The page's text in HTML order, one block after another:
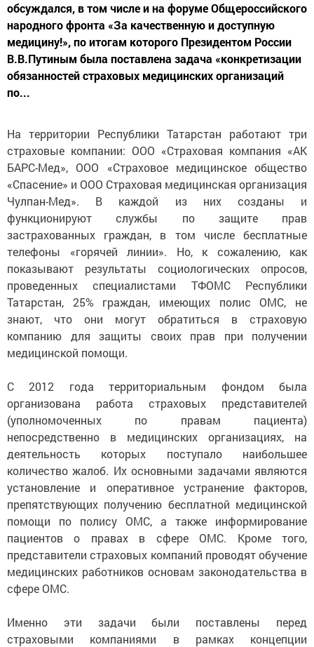
обсуждался, в том числе и на форуме Общероссийского
народного фронта «За качественную и доступную
медицину!», по итогам которого Президентом России
В.В.Путиным была поставлена задача «конкретизации
обязанностей страховых медицинских организаций
по...
На территории Республики Татарстан работают три
страховые компании: ООО «Страховая компания «АК
БАРС-Мед», ООО «Страховое медицинское общество
«Спасение» и ООО Страховая медицинская организация
Чулпан-Мед». В каждой из них созданы и
функционируют службы по защите прав
застрахованных граждан, в том числе бесплатные
телефоны «горячей линии». Но, к сожалению, как
показывают результаты социологических опросов,
проведенных специалистами ТФОМС Республики
Татарстан, 25% граждан, имеющих полис ОМС, не
знают, что они могут обратиться в страховую
компанию для защиты своих прав при получении
медицинской помощи.
С 2012 года территориальным фондом была
организована работа страховых представителей
(уполномоченных по правам пациента)
непосредственно в медицинских организациях, на
деятельность которых поступало наибольшее
количество жалоб. Их основными задачами являются
установление и оперативное устранение факторов,
препятствующих получению бесплатной медицинской
помощи по полису ОМС, а также информирование
пациентов о правах в сфере ОМС. Кроме того,
представители страховых компаний проводят обучение
медицинских работников основам законодательства в
сфере ОМС.
Именно эти задачи были поставлены перед
страховыми компаниями в рамках концепции